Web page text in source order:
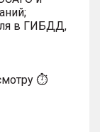
в ГИБДД,
⏱